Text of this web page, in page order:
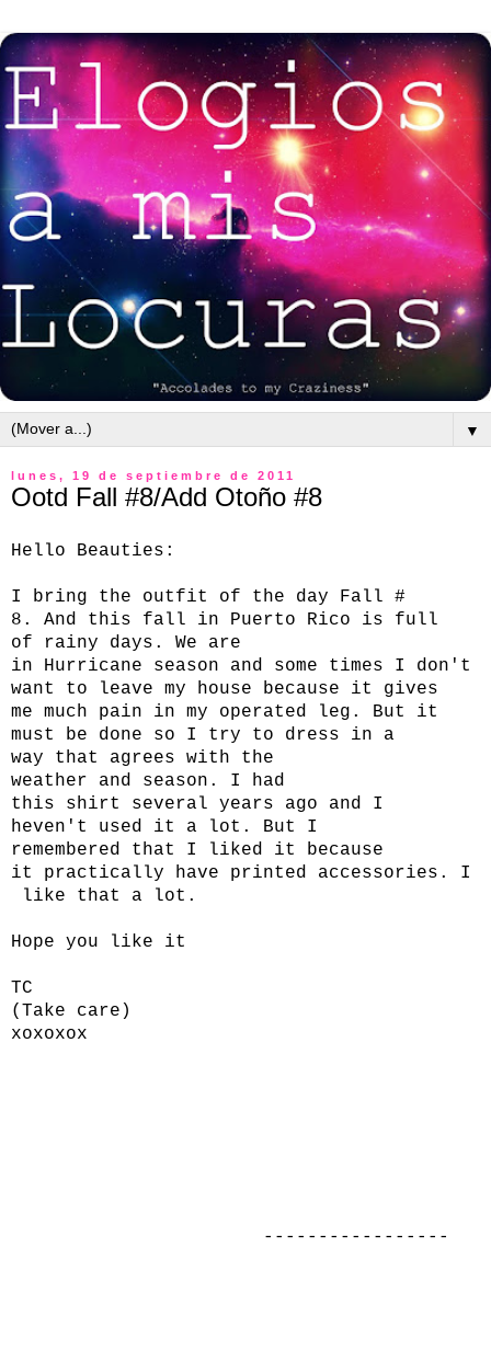
▼
lunes, 19 de septiembre de 2011
Ootd Fall #8/Add Otoño #8
Hello Beauties :
I bring the outfit of the day Fall
#
8.
And this fall in Puerto Rico
is full
of
rainy days.
We are
in
Hurricane season and some times
I don't
want
to leave my house
because it gives
me
much pain in my operated leg. But
it
must be done so I try to dress
in a
way that agrees
with the
weather
and season .
I had
this
shirt several years ago and
I
heven't used it a lot. But
I
remembered
that I liked it because
it
practically have printed accessories .
I
like that a lot .
Hope you like it
TC
( Take care )
xoxoxox
-----------------